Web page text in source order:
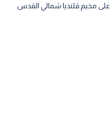
على مخيم قلنديا شمالي القدس